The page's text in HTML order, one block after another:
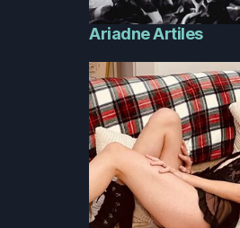
Ariadne Artiles